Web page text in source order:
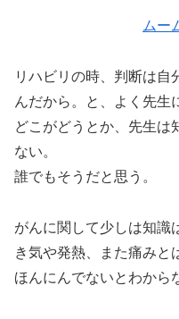
ムー
リハビリの時、判断は自
んだから。と、よく先生
どこがどうとか、先生は
ない。
誰でもそうだと思う。
がんに関して少しは知識
き気や発熱、また痛みと
ほんにんでないとわから